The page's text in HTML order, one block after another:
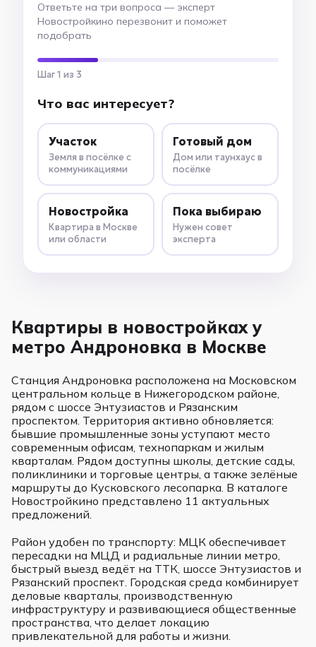
Ответьте на три вопроса — эксперт
Новостройкино перезвонит и поможет
подобрать
Шаг 1 из 3
Что вас интересует?
Участок
Земля в посёлке с
коммуникациями
Готовый дом
Дом или таунхаус в
посёлке
Новостройка
Квартира в Москве
или области
Пока выбираю
Нужен совет
эксперта
Квартиры в новостройках у
метро Андроновка в Москве
Станция Андроновка расположена на Московском
центральном кольце в Нижегородском районе,
рядом с шоссе Энтузиастов и Рязанским
проспектом. Территория активно обновляется:
бывшие промышленные зоны уступают место
современным офисам, технопаркам и жилым
кварталам. Рядом доступны школы, детские сады,
поликлиники и торговые центры, а также зелёные
маршруты до Кусковского лесопарка. В каталоге
Новостройкино представлено 11 актуальных
предложений.
Район удобен по транспорту: МЦК обеспечивает
пересадки на МЦД и радиальные линии метро,
быстрый выезд ведёт на ТТК, шоссе Энтузиастов и
Рязанский проспект. Городская среда комбинирует
деловые кварталы, производственную
инфраструктуру и развивающиеся общественные
пространства, что делает локацию
привлекательной для работы и жизни.